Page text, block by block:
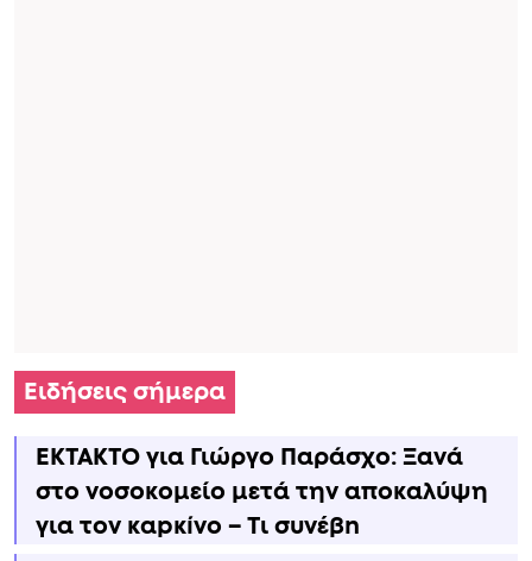
Ειδήσεις σήμερα
ΕΚΤΑΚΤΟ για Γιώργο Παράσχο: Ξανά
στο νοσοκομείο μετά την αποκαλύψη
για τον καpκíνο – Τι συνέβn